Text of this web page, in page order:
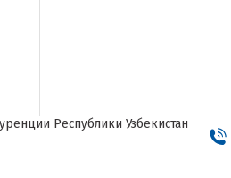
Республики Узбекистан